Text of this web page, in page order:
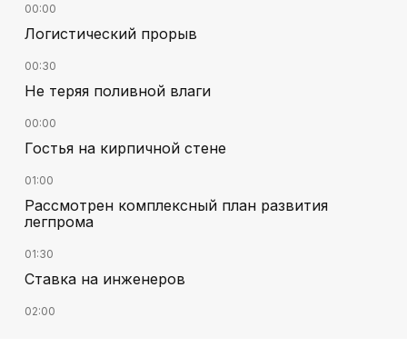
00:00
Логистический прорыв
00:30
Не теряя поливной влаги
00:00
Гостья на кирпичной стене
01:00
Рассмотрен комплексный план развития
легпрома
01:30
Ставка на инженеров
02:00